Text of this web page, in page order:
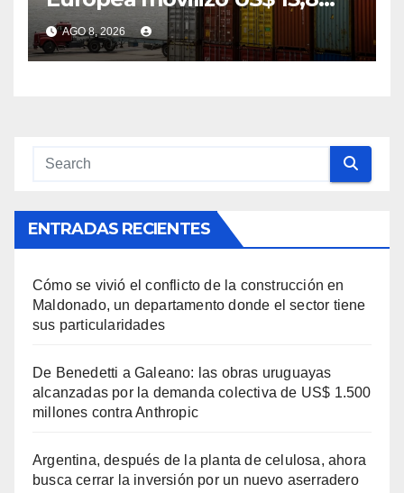
millones en sus primeras 12
semanas de aplicación
AGO 8, 2026
ENTRADAS RECIENTES
Cómo se vivió el conflicto de la construcción en
Maldonado, un departamento donde el sector tiene
sus particularidades
De Benedetti a Galeano: las obras uruguayas
alcanzadas por la demanda colectiva de US$ 1.500
millones contra Anthropic
Argentina, después de la planta de celulosa, ahora
busca cerrar la inversión por un nuevo aserradero